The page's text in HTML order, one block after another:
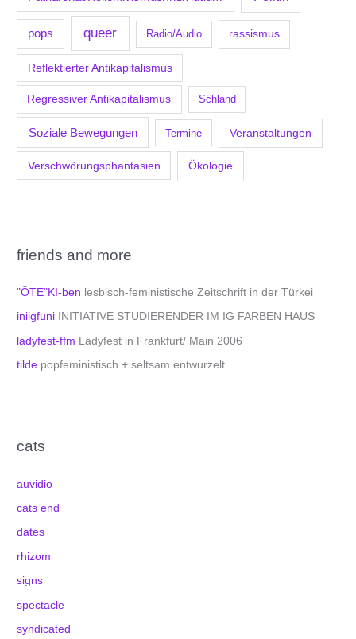
pops queer Radio/Audio rassismus
Reflektierter Antikapitalismus
Regressiver Antikapitalismus Schland
Soziale Bewegungen Termine Veranstaltungen
Verschwörungsphantasien Ökologie
friends and more
"ÖTE"KI-ben lesbisch-feministische Zeitschrift in der Türkei
iniigfuni INITIATIVE STUDIERENDER IM IG FARBEN HAUS
ladyfest-ffm Ladyfest in Frankfurt/ Main 2006
tilde popfeministisch + seltsam entwurzelt
cats
auvidio
cats end
dates
rhizom
signs
spectacle
syndicated